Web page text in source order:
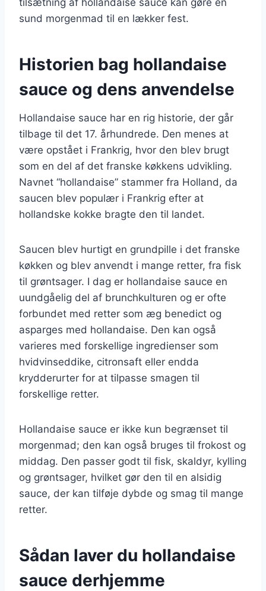
sund morgenmad til en lækker fest.
Historien bag hollandaise
sauce og dens anvendelse
Hollandaise sauce har en rig historie, der går
tilbage til det 17. århundrede. Den menes at
være opstået i Frankrig, hvor den blev brugt
som en del af det franske køkkens udvikling.
Navnet “hollandaise” stammer fra Holland, da
saucen blev populær i Frankrig efter at
hollandske kokke bragte den til landet.
Saucen blev hurtigt en grundpille i det franske
køkken og blev anvendt i mange retter, fra fisk
til grøntsager. I dag er hollandaise sauce en
uundgåelig del af brunchkulturen og er ofte
forbundet med retter som æg benedict og
asparges med hollandaise. Den kan også
varieres med forskellige ingredienser som
hvidvinseddike, citronsaft eller endda
krydderurter for at tilpasse smagen til
forskellige retter.
Hollandaise sauce er ikke kun begrænset til
morgenmad; den kan også bruges til frokost og
middag. Den passer godt til fisk, skaldyr, kylling
og grøntsager, hvilket gør den til en alsidig
sauce, der kan tilføje dybde og smag til mange
retter.
Sådan laver du hollandaise
sauce derhjemme